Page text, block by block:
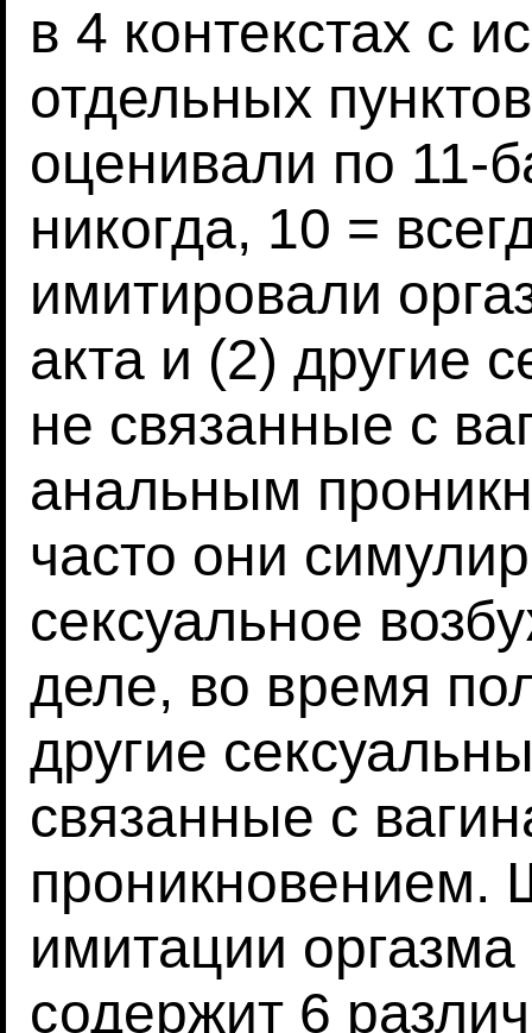
в 4 контекстах с
отдельных
оценивали по 11-
никогда, 10 =
имитировали
акта и (2) другие
не связанные с
анальным
часто они
сексуальное
деле, во время
другие
связанные с
проникновением.
имитации оргазма
содержит 6